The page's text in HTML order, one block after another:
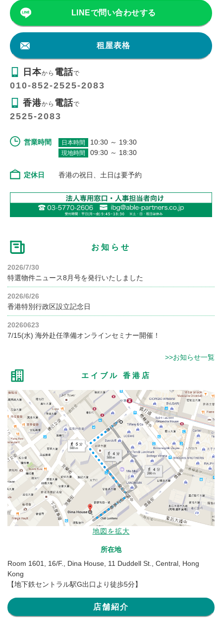
LINEで問い合わせする
租屋表格
日本から 電話で
010-852-2525-2083
香港から 電話で
2525-2083
営業時間 日本時間 10:30 ～ 19:30
現地時間 09:30 ～ 18:30
定休日 香港の祝日、土日は要予約
お知らせ
2026/7/30
特選物件ニュース8月号を発行いたしました
2026/6/26
香港特別行政区設立記念日
20260623
7/15(水) 海外赴任準備オンラインセミナー開催！
>>お知らせ一覧
エイブル 香港店
地図を拡大
所在地
Room 1601, 16/F., Dina House, 11 Duddell St., Central, Hong
Kong
【地下鉄セントラル駅G出口より徒歩5分】
店舗紹介